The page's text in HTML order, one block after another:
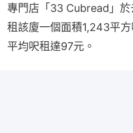
專門店「33 Cubread」
租該廈一個面積1,243平
平均呎租達97元。